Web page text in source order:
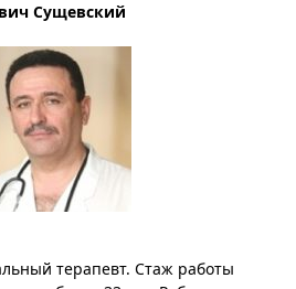
Сущевский
терапевт. Стаж работы